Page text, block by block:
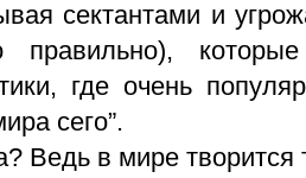
сектантами и
правильно),
где очень
сего”.
Ведь в мире творится